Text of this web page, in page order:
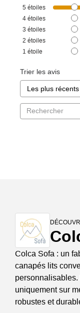
5 étoiles
4 étoiles
3 étoiles
2 étoiles
1 étoile
Trier les avis
Colca Sofa : un
canapés lits
uniquement sur
robustes et